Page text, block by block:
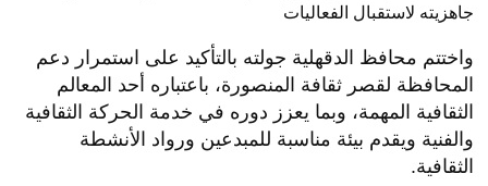
جاهزيته لاستقبال الفعاليات
واختتم محافظ الدقهلية جولته بالتأكيد على استمرار دعم
المحافظة لقصر ثقافة المنصورة، باعتباره أحد المعالم
الثقافية المهمة، وبما يعزز دوره في خدمة الحركة الثقافية
والفنية ويقدم بيئة مناسبة للمبدعين ورواد الأنشطة
الثقافية.